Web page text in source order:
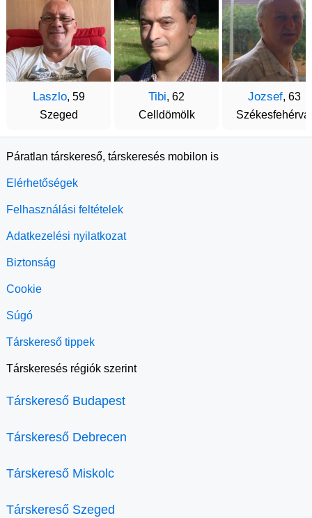
Laszlo, 59
Szeged
Tibi, 62
Celldömölk
Jozsef, 63
Páratlan társkereső, társkeresés mobilon is
Elérhetőségek
Felhasználási feltételek
Adatkezelési nyilatkozat
Biztonság
Cookie
Súgó
Társkereső tippek
Társkeresés régiók szerint
Társkereső Budapest
Társkereső Debrecen
Társkereső Miskolc
Társkereső Szeged